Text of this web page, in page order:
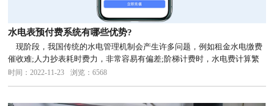
水电表预付费系统有哪些优势?
现阶段，我国传统的水电管理机制会产生许多问题，例如租金水电缴费
催收难;人力抄表耗时费力，非常容易有偏差;阶梯计费时，水电费计算繁
杂，容易产生误解摩擦等问题，让许多房东苦不堪言。
时间：2022-11-23 浏览：6568